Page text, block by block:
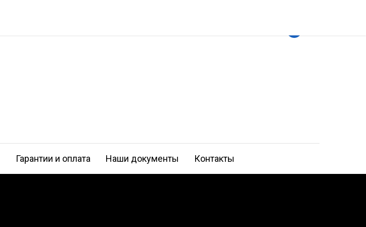
Гарантии и оплата Наши документы Контакты